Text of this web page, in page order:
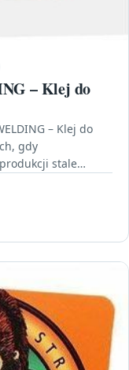
– Klej do
– Klej do
gdy
stale